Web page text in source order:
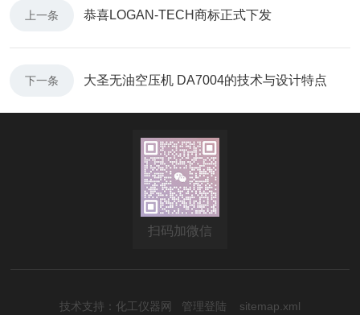
上一条 恭喜LOGAN-TECH商标正式下发
下一条 大圣无油空压机 DA7004的技术与设计特点
扫码加微信
技术支持： 化工仪器网 管理登陆 sitemap.xml